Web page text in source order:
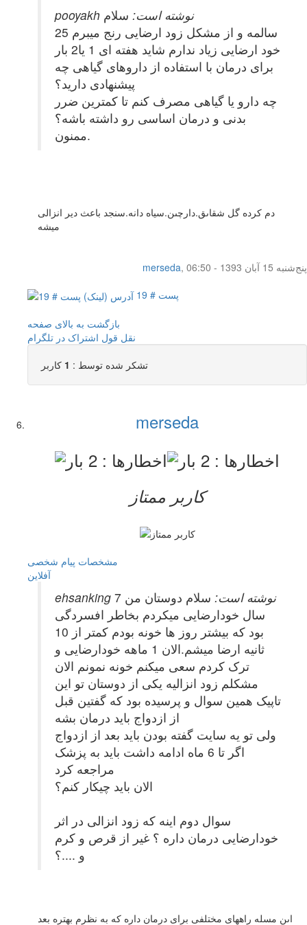
pooyakh نوشته است: سلام
25 سالمه و از مشکل زود ارضایی رنج میبرم
خود ارضایی زیاد ندارم شاید هفته ای 1 یا2 بار
برای درمان با استفاده از داروهای گیاهی چه
پیشنهادی دارید؟
چه دارو یا گیاهی مصرف کنم تا کمترین ضرر
بدنی و درمان اساسی رو داشته باشه؟
ممنون.
دم کرده گل شقاىق.دارچىن.سياه دانه.سنجد باعث دير انزالى
ميشه
merseda,
پنج‌شنبه 15 آبان 1393 - 06:50
پست # 19
بازگشت به بالای صفحه
نقل قول اشتراک در تلگرام
تشکر شده توسط : 1 کاربر
merseda
کاربر ممتاز
مشخصات پیام شخصی
آفلاين
ehsanking نوشته است:
سلام دوستان من 7
سال خودارضایی میکردم بخاطر افسردگی
بود که بیشتر روز ها خونه بودم کمتر از 10
ثانیه ارضا میشم.الان 1 ماهه خودارضایی و
ترک کردم سعی میکنم خونه نمونم الان
مشکلم زود انزالیه یکی از دوستان تو این
تاپیک همین سوال و پرسیده بود که گفتین قبل
از ازدواج باید درمان بشه
ولی تو یه سایت گفته بودن باید بعد از ازدواج
اگر تا 6 ماه ادامه داشت باید به پزشک
مراجعه کرد
الان باید چیکار کنم؟
سوال دوم اینه که زود انزالی در اثر
خودارضایی درمان داره ؟ غیر از قرص و کرم
و ....؟
اىن مسله راههاى مختلفى براى درمان داره که به نظرم بهتره بعد